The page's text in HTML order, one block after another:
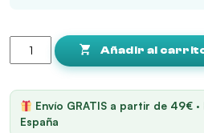
Mini-
Me
Codorniz
Latas
Añadir al
Envío GRATIS a partir de 49€
España